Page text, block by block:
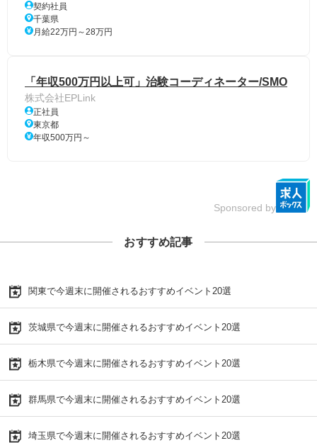
契約社員
千葉県
月給22万円～28万円
「年収500万円以上可」治験コーディネーター/SMO
株式会社EPLink
正社員
東京都
年収500万円～
Sponsored by
おすすめ記事
関東で今週末に開催されるおすすめイベント20選
茨城県で今週末に開催されるおすすめイベント20選
栃木県で今週末に開催されるおすすめイベント20選
群馬県で今週末に開催されるおすすめイベント20選
埼玉県で今週末に開催されるおすすめイベント20選